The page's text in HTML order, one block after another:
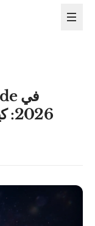
2026: كيف تختار سير العمل المناسب